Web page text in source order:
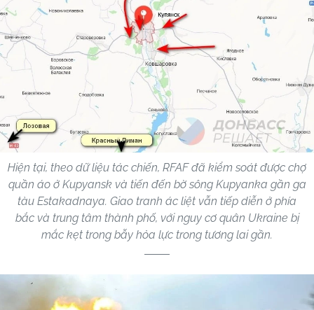
Hiện tại, theo dữ liệu tác chiến, RFAF đã kiểm soát được chợ
quần áo ở Kupyansk và tiến đến bờ sông Kupyanka gần ga
tàu Estakadnaya. Giao tranh ác liệt vẫn tiếp diễn ở phía
bắc và trung tâm thành phố, với nguy cơ quân Ukraine bị
mắc kẹt trong bẫy hỏa lực trong tương lai gần.